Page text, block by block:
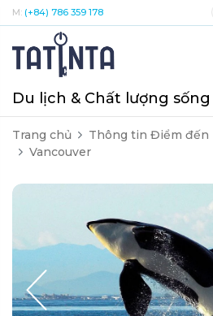
M: (+84) 786 359 178
Du lịch & Chất lượng sống
Trang chủ Thông tin Điểm đến
Vancouver